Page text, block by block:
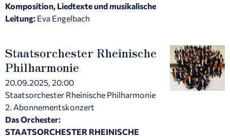
Komposition, Liedtexte und musikalische
Leitung: Eva Engelbach
Staatsorchester Rheinische
Philharmonie
20.09.2025, 20:00
Staatsorchester Rheinische Philharmonie
2. Abonnementskonzert
Das Orchester:
STAATSORCHESTER RHEINISCHE